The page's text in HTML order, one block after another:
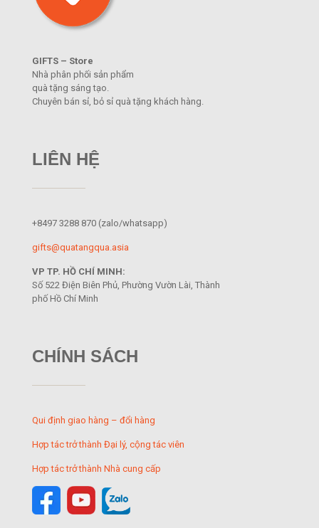
GIFTS – Store
Nhà phân phối sản phẩm
quà tặng sáng tạo.
Chuyên bán sỉ, bỏ sỉ quà tặng khách hàng.
LIÊN HỆ
+8497 3288 870 (zalo/whatsapp)
gifts@quatangqua.asia
VP TP. HỒ CHÍ MINH:
Số 522 Điện Biên Phủ, Phường Vườn Lài, Thành
phố Hồ Chí Minh
CHÍNH SÁCH
Qui định giao hàng – đổi hàng
Hợp tác trở thành Đại lý, cộng tác viên
Hợp tác trở thành Nhà cung cấp